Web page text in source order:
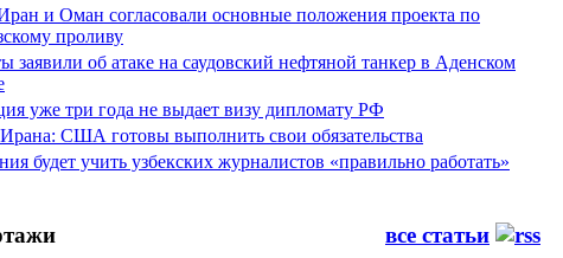
и Оман согласовали основные положения проекта по
проливу
заявили об атаке на саудовский нефтяной танкер в Аденском
уже три года не выдает визу дипломату РФ
США готовы выполнить свои обязательства
будет учить узбекских журналистов «правильно работать»
все статьи